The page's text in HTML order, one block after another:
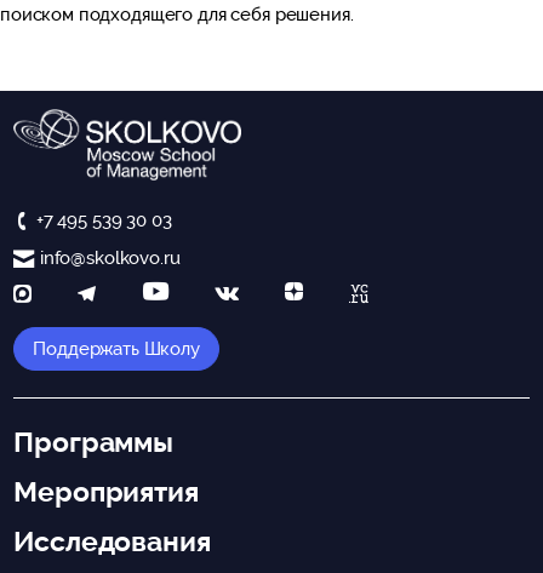
поиском подходящего для себя решения.
+7 495 539 30 03
info@skolkovo.ru
Поддержать Школу
Программы
Мероприятия
Исследования